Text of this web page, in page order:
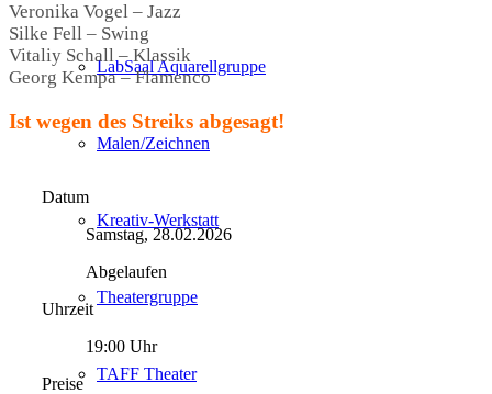
LabSaal Aquarellgruppe
Malen/Zeichnen
Kreativ-Werkstatt
Theatergruppe
TAFF Theater
Veronika Vogel – Jazz
Silke Fell – Swing
Vitaliy Schall – Klassik
Georg Kempa – Flamenco
Ist wegen des Streiks abgesagt!
Datum
Samstag, 28.02.2026
Abgelaufen
Uhrzeit
19:00 Uhr
Preise